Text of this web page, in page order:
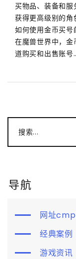
买物品、装备和
获得更高级别的
如何使用金币买
在魔兽世界中，
道购买和出售账号
搜索...
导航
网址
经典案例
游戏资讯